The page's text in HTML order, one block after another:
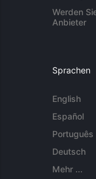
Werden
Anbieter
Sprachen
English
Español
Português
Deutsch
Mehr ...